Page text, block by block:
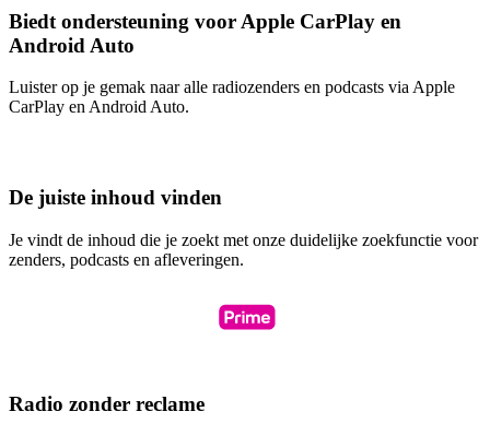
Biedt ondersteuning voor Apple CarPlay en
Android Auto
Luister op je gemak naar alle radiozenders en podcasts via Apple
CarPlay en Android Auto.
De juiste inhoud vinden
Je vindt de inhoud die je zoekt met onze duidelijke zoekfunctie voor
zenders, podcasts en afleveringen.
Radio zonder reclame